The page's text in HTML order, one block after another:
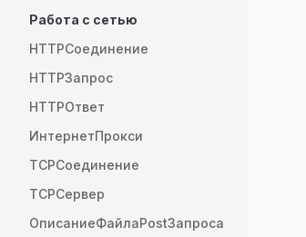
Работа с сетью
HTTPСоединение
HTTPЗапрос
HTTPОтвет
ИнтернетПрокси
TCPСоединение
TCPСервер
ОписаниеФайлаPostЗапроса